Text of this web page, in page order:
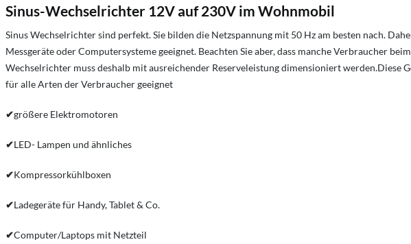
Sinus-Wechselrichter 12V auf 230V im Wohnmobil
Sinus Wechselrichter sind perfekt. Sie bilden die Netzspannung mit 50 Hz am besten nach.
Messgeräte oder Computersysteme geeignet. Beachten Sie aber, dass manche Verbraucher
Wechselrichter muss deshalb mit ausreichender Reserveleistung dimensioniert werden.Diese
für alle Arten der Verbraucher geeignet
✔größere Elektromotoren
✔LED- Lampen und ähnliches
✔Kompressorkühlboxen
✔Ladegeräte für Handy, Tablet & Co.
✔Computer/Laptops mit Netzteil